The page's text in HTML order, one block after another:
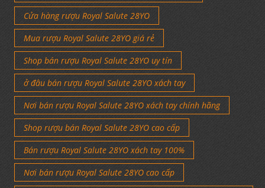
Cửa hàng rượu Royal Salute 28YO
Mua rượu Royal Salute 28YO giá rẻ
Shop bán rượu Royal Salute 28YO uy tín
ở đâu bán rượu Royal Salute 28YO xách tay
Nơi bán rượu Royal Salute 28YO xách tay chính hãng
Shop rượu bán Royal Salute 28YO cao cấp
Bán rượu Royal Salute 28YO xách tay 100%
Nơi bán rượu Royal Salute 28YO cao cấp